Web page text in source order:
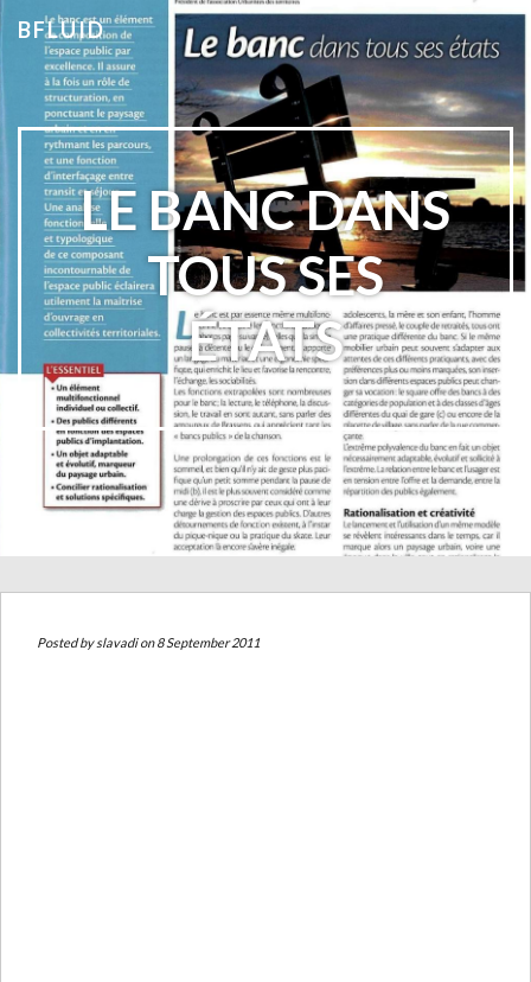
BFLUID
LE BANC DANS
TOUS SES
ÉTATS
Posted byslavadion 8 September 2011